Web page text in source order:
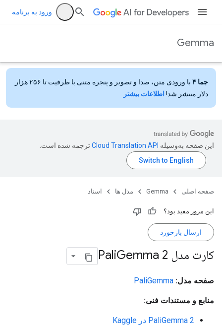
ورود به برنامه
Gemma
جما ۴
با ورودی متن، صدا و تصویر و پنجره متنی با ظرفیت تا ۲۵۶ هزار
دلار منتشر شد! اطلاعات بیشتر
این صفحه به‌وسیله ترجمه شده است.
صفحه اصلی Gemma مدل ها اسناد
این مرور مفید بود؟
ارسال بازخورد
کارت مدل Pali Gemma 2
صفحه مدل: PaliGemma
منابع و مستندات فنی:
PaliGemma 2 در Kaggle